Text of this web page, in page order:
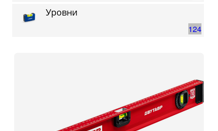
124
Уровни